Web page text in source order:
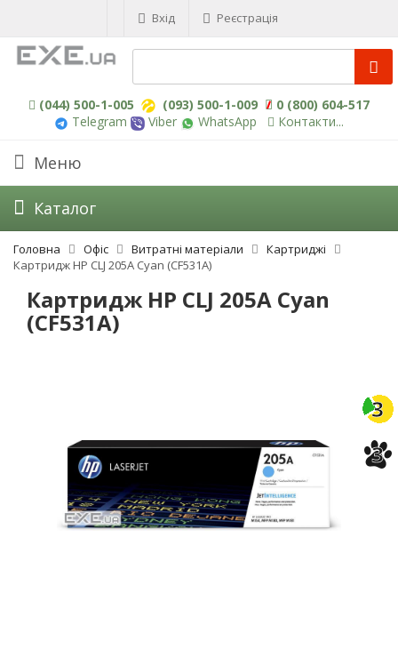
Вхід Реєстрація
(044) 500-1-005 (093) 500-1-009
0 (800) 604-517
Telegram
Viber WhatsApp Контакти...
Меню
Головна Офіс Витратні матеріали
Картриджі
Картридж HP CLJ 205A Cyan (CF531A)
Картридж HP CLJ 205A Cyan
(CF531A)
3
3
Каталог